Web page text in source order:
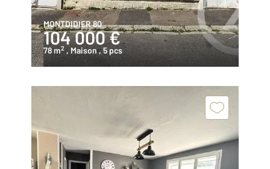
MONTDIDIER 80
104 000 €
78 m2 , Maison, 5 pcs